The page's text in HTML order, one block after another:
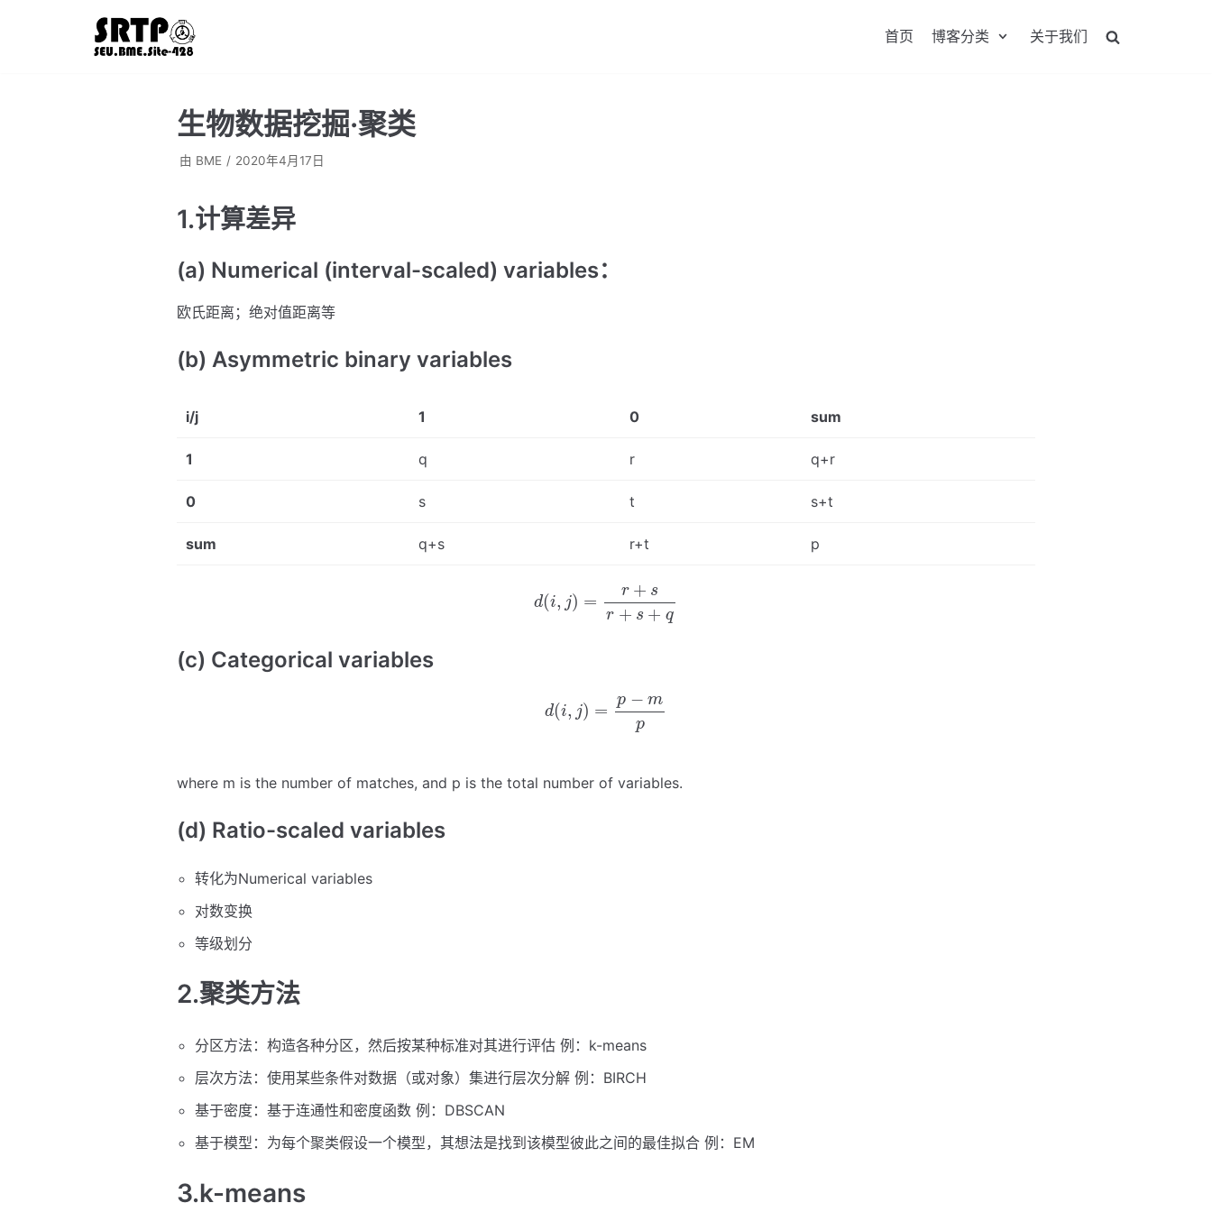
首页 博客分类 关于我们
生物数据挖掘·聚类
由 BME 2020年4月17日
1.计算差异
(a) Numerical (interval-scaled) variables：
欧氏距离；绝对值距离等
(b) Asymmetric binary variables
i/j 1 0 sum
1 q r q+r
0 s t s+t
sum q+s r+t p
d(i, j) =
r + s
r + s + q
r+ s +q
(c) Categorical variables
d(i, j) =
p − m
p
p− p
where m is the number of matches, and p is the total number of variables.
(d) Ratio-scaled variables
转化为Numerical variables
对数变换
等级划分
2.聚类方法
分区方法：构造各种分区，然后按某种标准对其进行评估 例：k-means
层次方法：使用某些条件对数据（或对象）集进行层次分解 例：BIRCH
基于密度：基于连通性和密度函数 例：DBSCAN
基于模型：为每个聚类假设一个模型，其想法是找到该模型彼此之间的最佳拟合 例：EM
3.k-means